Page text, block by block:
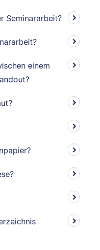
Seminararbeit?
einem